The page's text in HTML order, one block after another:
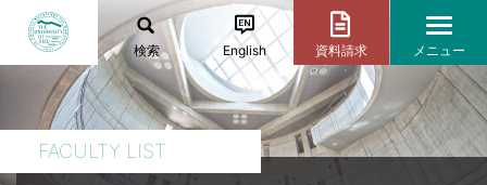
検索 English 資料請求 メニュー
FACULTY LIST